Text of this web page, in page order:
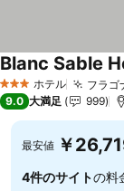
3 ホテルのランク
ホテル フラゴ
Blanc Sable
9.0 大満足 999
最安値 ￥
4件のサイトの料